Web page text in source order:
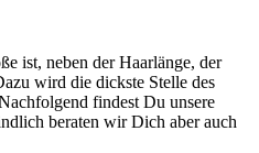
ist, neben der Haarlänge, der
wird die dickste Stelle des
findest Du unsere
beraten wir Dich aber auch